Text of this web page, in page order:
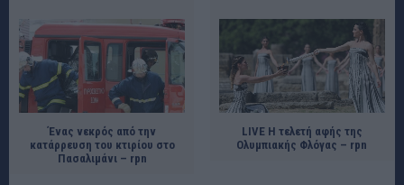
Ένας νεκρός από την
κατάρρευση του κτιρίου στο
Πασαλιμάνι – rpn
LIVE Η τελετή αφής της
Ολυμπιακής Φλόγας – rpn